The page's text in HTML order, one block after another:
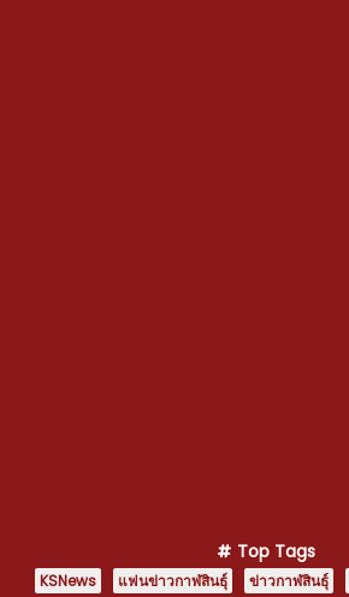
Top Tags
KSNews แฟนข่าวกาฬสินธุ์ ข่าวกาฬสินธุ์